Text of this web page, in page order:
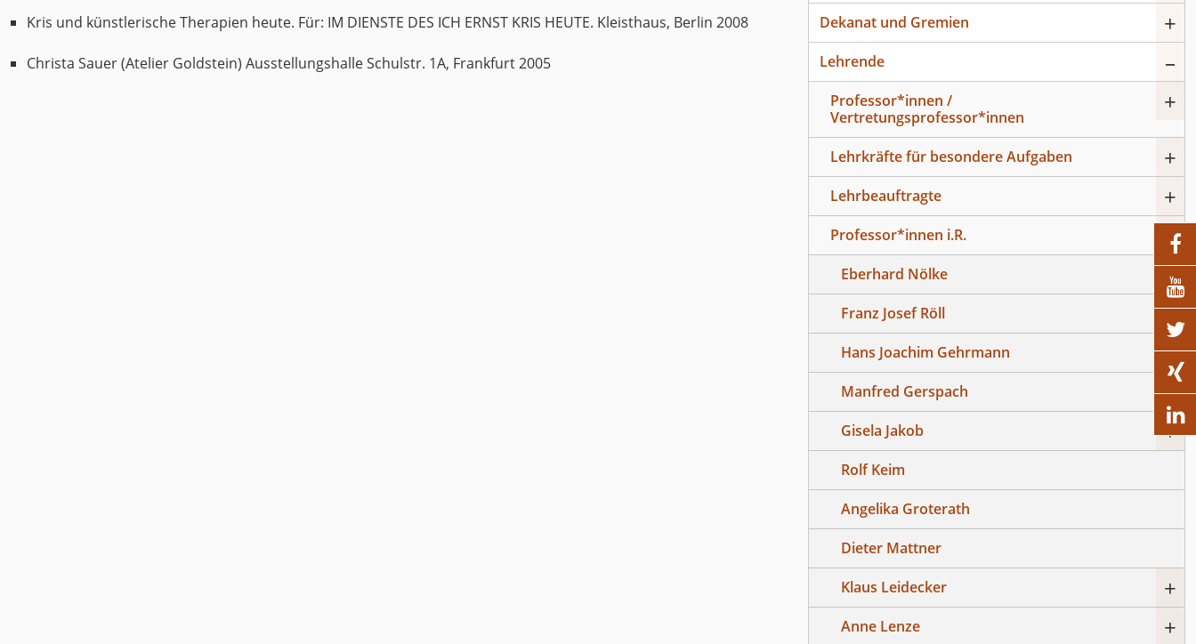
Kris und künstlerische Therapien heute. Für: IM DIENSTE DES ICH ERNST KRIS HEUTE. Kleisthaus, Berlin 2008
Christa Sauer (Atelier Goldstein) Ausstellungshalle Schulstr. 1A, Frankfurt 2005
Dekanat und Gremien +
Lehrende
Professor*innen /
Vertretungsprofessor*innen
+
Lehrkräfte für besondere Aufgaben +
Lehrbeauftragte +
Professor*innen i.R.
Eberhard Nölke
Franz Josef Röll
Hans Joachim Gehrmann
+
Manfred Gerspach +
Gisela Jakob +
Rolf Keim
Angelika Groterath
Dieter Mattner
Klaus Leidecker
+
Anne Lenze +
–
–




